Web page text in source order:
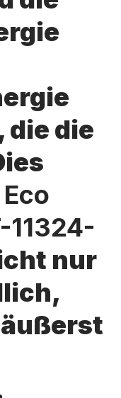
die die
11324-
nur